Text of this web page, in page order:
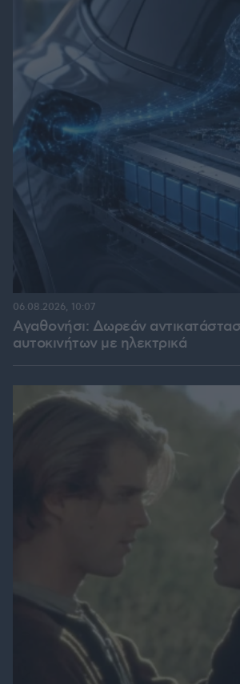
Αγαθονήσι: Δωρεάν
αυτοκινήτων με ηλεκτρικά
06.08.2026, 10:07